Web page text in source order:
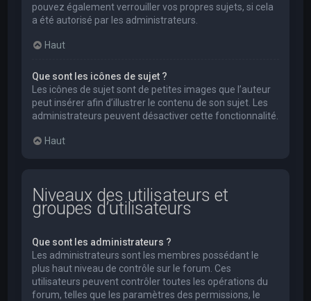
pouvez également verrouiller vos propres sujets, si cela
a été autorisé par les administrateurs.
Haut
Que sont les icônes de sujet ?
Les icônes de sujet sont de petites images que l’auteur
peut insérer afin d’illustrer le contenu de son sujet. Les
administrateurs peuvent désactiver cette fonctionnalité.
Haut
Niveaux des utilisateurs et
groupes d’utilisateurs
Que sont les administrateurs ?
Les administrateurs sont les membres possédant le
plus haut niveau de contrôle sur le forum. Ces
utilisateurs peuvent contrôler toutes les opérations du
forum, telles que les paramètres des permissions, le